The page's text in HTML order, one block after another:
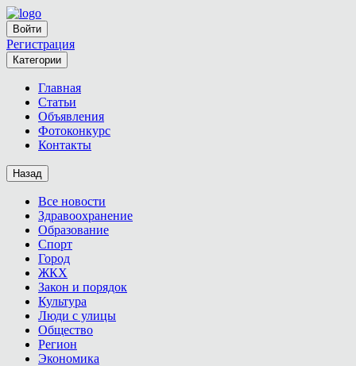
Войти
Регистрация
Категории
Главная
Статьи
Объявления
Фотоконкурс
Контакты
Назад
Все новости
Здравоохранение
Образование
Спорт
Город
ЖКХ
Закон и порядок
Культура
Люди с улицы
Общество
Регион
Экономика